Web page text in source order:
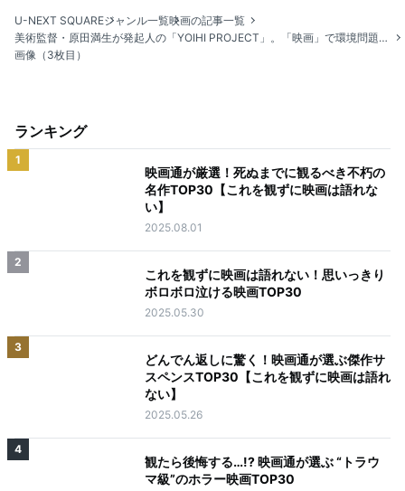
U-NEXT SQUAREジャンル一覧映画の記事一覧
美術監督・原田満生が発起人の「YOIHI PROJECT」。「映画」で環境問題を伝える、その真意とは。
画像（3枚目）
ランキング
1
映画通が厳選！死ぬまでに観るべき不朽の
名作TOP30【これを観ずに映画は語れな
い】
2025.08.01
2
これを観ずに映画は語れない！思いっきり
ボロボロ泣ける映画TOP30
2025.05.30
3
どんでん返しに驚く！映画通が選ぶ傑作サ
スペンスTOP30【これを観ずに映画は語れ
ない】
2025.05.26
4
観たら後悔する…!? 映画通が選ぶ “トラウ
マ級”のホラー映画TOP30